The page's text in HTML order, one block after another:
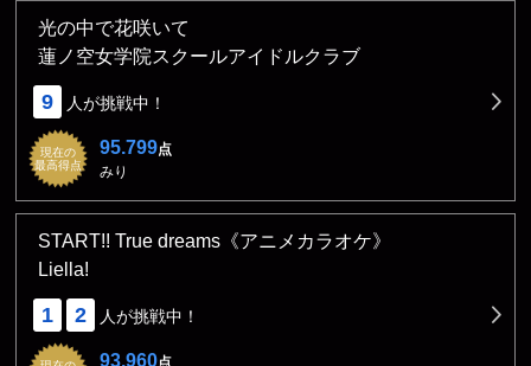
光の中で花咲いて
蓮ノ空女学院スクールアイドルクラブ
9 人が挑戦中！
現在の
最高得点
95.799点
みり
START!! True dreams《アニメカラオケ》
Liella!
1 2 人が挑戦中！
93.960点